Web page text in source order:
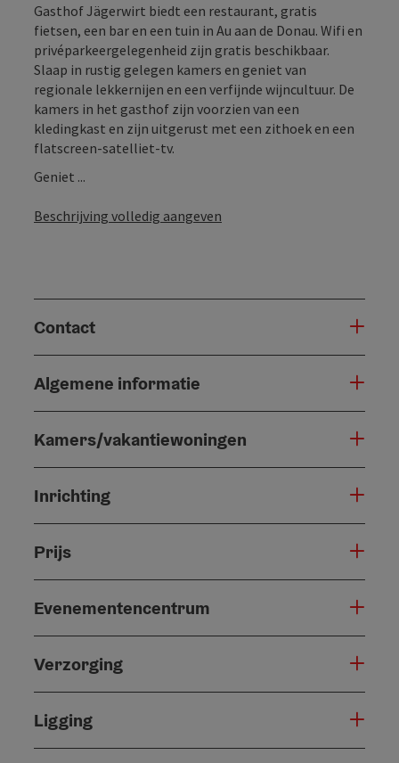
Gasthof Jägerwirt biedt een restaurant, gratis
fietsen, een bar en een tuin in Au aan de Donau. Wifi en
privéparkeergelegenheid zijn gratis beschikbaar.
Slaap in rustig gelegen kamers en geniet van
regionale lekkernijen en een verfijnde wijncultuur. De
kamers in het gasthof zijn voorzien van een
kledingkast en zijn uitgerust met een zithoek en een
flatscreen-satelliet-tv.
Geniet ...
Beschrijving volledig aangeven
Contact
Algemene informatie
Kamers/vakantiewoningen
Inrichting
Prijs
Evenementencentrum
Verzorging
Ligging